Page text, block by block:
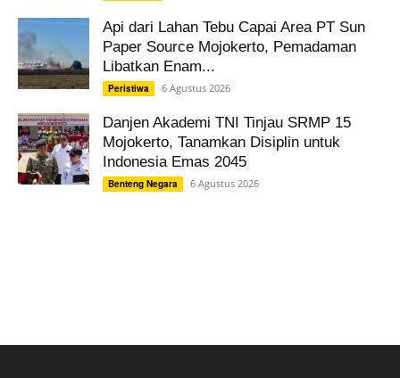
Api dari Lahan Tebu Capai Area PT Sun
Paper Source Mojokerto, Pemadaman
Libatkan Enam...
Peristiwa 6 Agustus 2026
Danjen Akademi TNI Tinjau SRMP 15
Mojokerto, Tanamkan Disiplin untuk
Indonesia Emas 2045
Benteng Negara 6 Agustus 2026